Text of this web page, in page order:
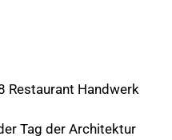
Restaurant Handwerk
Tag der Architektur